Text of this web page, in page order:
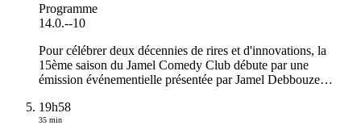
Programme
14.0.--10
Pour célébrer deux décennies de rires et d'innovations, la
15ème saison du Jamel Comedy Club débute par une
émission événementielle présentée par Jamel Debbouze…
19h58
35 min